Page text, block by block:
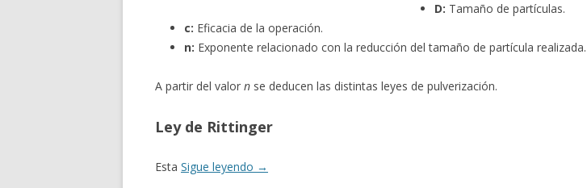
D: Tamaño de partículas.
c: Eficacia de la operación.
n: Exponente relacionado con la reducción del tamaño de partícula realizada.
A partir del valor n se deducen las distintas leyes de pulverización.
Ley de Rittinger
Esta Sigue leyendo →